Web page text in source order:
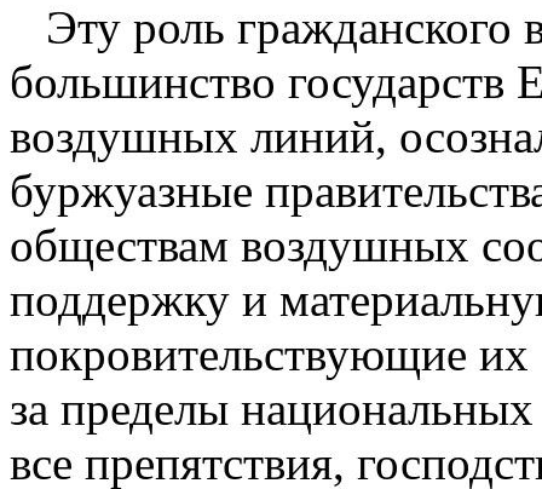
Эту роль
большинство государств
воздушных линий,
буржуазные
обществам воздушных
поддержку и
покровительствующие
за пределы национальных
все препятствия,